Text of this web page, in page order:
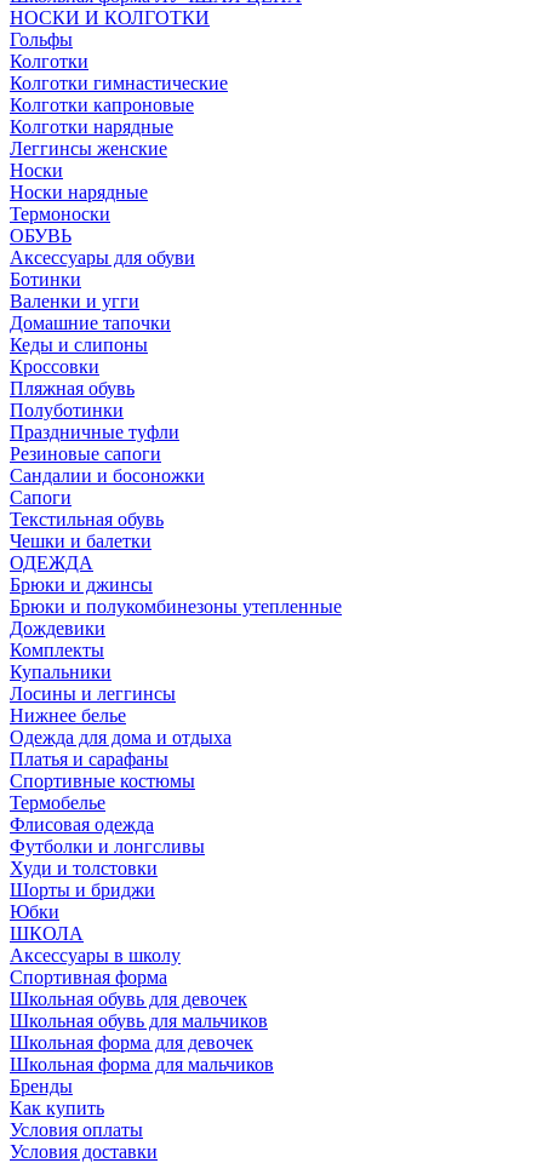
НОСКИ И КОЛГОТКИ
Гольфы
Колготки
Колготки гимнастические
Колготки капроновые
Колготки нарядные
Леггинсы женские
Носки
Носки нарядные
Термоноски
ОБУВЬ
Аксессуары для обуви
Ботинки
Валенки и угги
Домашние тапочки
Кеды и слипоны
Кроссовки
Пляжная обувь
Полуботинки
Праздничные туфли
Резиновые сапоги
Сандалии и босоножки
Сапоги
Текстильная обувь
Чешки и балетки
ОДЕЖДА
Брюки и джинсы
Брюки и полукомбинезоны утепленные
Дождевики
Комплекты
Купальники
Лосины и леггинсы
Нижнее белье
Одежда для дома и отдыха
Платья и сарафаны
Спортивные костюмы
Термобелье
Флисовая одежда
Футболки и лонгсливы
Худи и толстовки
Шорты и бриджи
Юбки
ШКОЛА
Аксессуары в школу
Спортивная форма
Школьная обувь для девочек
Школьная обувь для мальчиков
Школьная форма для девочек
Школьная форма для мальчиков
Бренды
Как купить
Условия оплаты
Условия доставки